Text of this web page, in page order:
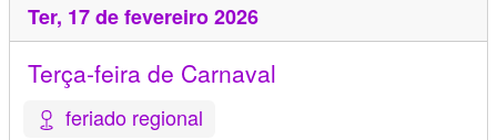
Ter, 17 de fevereiro 2026
Terça-feira de Carnaval
feriado regional